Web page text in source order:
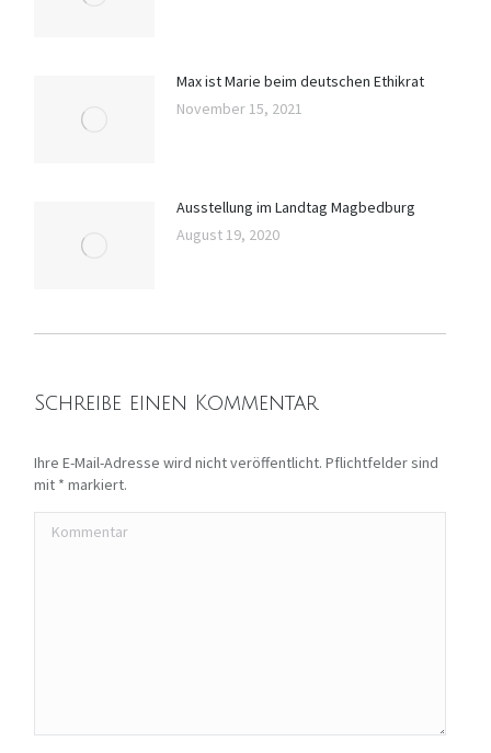
Max ist Marie beim deutschen Ethikrat
November 15, 2021
Ausstellung im Landtag Magbedburg
August 19, 2020
Schreibe einen Kommentar
Ihre E-Mail-Adresse wird nicht veröffentlicht. Pflichtfelder sind
mit * markiert.
Kommentar